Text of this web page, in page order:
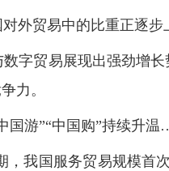
外贸易中的比重正逐步
字贸易展现出强劲增
力。
国游”“中国购”持续升
，我国服务贸易规模首